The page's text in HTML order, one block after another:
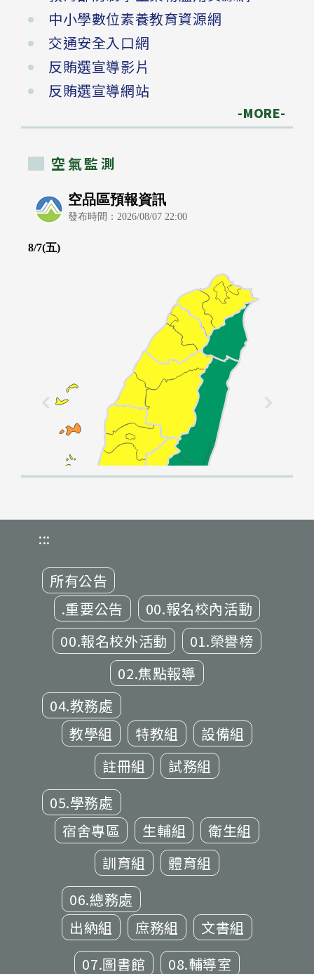
中小學數位素養教育資源網
交通安全入口網
反賄選宣導影片
反賄選宣導網站
-MORE-
空氣監測
:::
所有公告
.重要公告
00.報名校內活動
00.報名校外活動
01.榮譽榜
02.焦點報導
04.教務處
教學組
特教組
設備組
註冊組
試務組
05.學務處
宿舍專區
生輔組
衛生組
訓育組
體育組
06.總務處
出納組
庶務組
文書組
07.圖書館
08.輔導室